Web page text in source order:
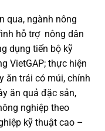
qua, ngành nông
hỗ trợ nông dân
dụng tiến bộ kỹ
VietGAP; thực hiện
ăn trái có múi, chính
ăn quả đặc sản,
nghiệp theo
kỹ thuật cao –